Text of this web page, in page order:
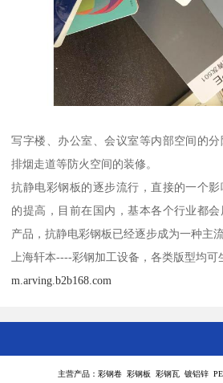
写字楼、办公室、会议室等内部空间的分
排烟走道等防火空间的装修。
抗静电彩钢板的逐步流行，直接的一个
的提高，目前在国内，基本各个行业都
产品，抗静电彩钢板已经逐步成为一种主
上海轩本----彩钢加工设备，各类版型均可
m.arving.b2b168.com
主营产品：彩钢卷 彩钢板 彩钢瓦 镀铝锌